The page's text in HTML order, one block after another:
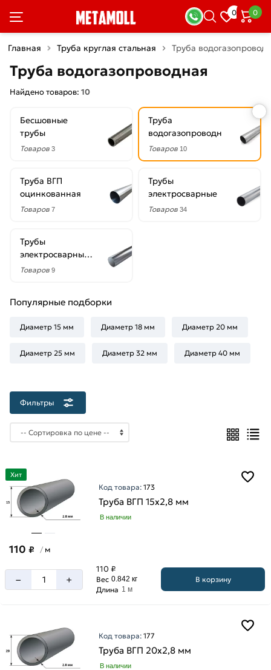
0 0
Главная Труба круглая стальная Труба
Труба водогазопроводная
Найдено товаров: 10
Бесшовные
трубы
Товаров 3
Труба
водогазопроводная
Товаров 10
Труба ВГП
оцинкованная
Товаров 7
Трубы
электросварные
Товаров 34
Трубы
электросварные
оцинкованные
Товаров 9
Популярные подборки
Диаметр 15 мм Диаметр 18 мм Диаметр 20 мм
Диаметр 25 мм Диаметр 32 мм Диаметр 40 мм
Фильтры
Фильтры
×
скидкой
Цена
руб.
15
мм
20
25
65
мм
Толщина
стенки
2
мм
3
мм
Хит
Код товара:173
Труба ВГП 15х2,8 мм
В наличии
110 ₽ / м
– +
110 ₽
Вес 0.842 кг
Длина 1 м
В корзину
Код товара:177
Труба ВГП 20х2,8 мм
В наличии